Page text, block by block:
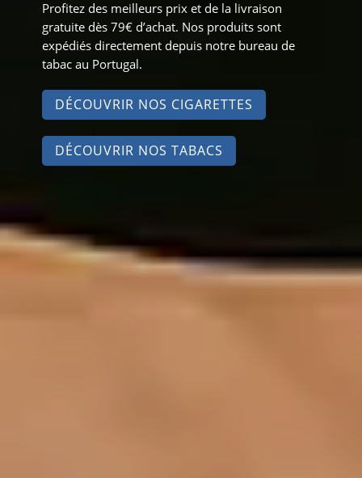
Profitez des meilleurs prix et de la livraison
gratuite dès 79€ d’achat. Nos produits sont
expédiés directement depuis notre bureau de
tabac au Portugal.
DÉCOUVRIR NOS CIGARETTES
DÉCOUVRIR NOS TABACS